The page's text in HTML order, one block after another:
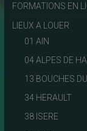
FORMATIONS EN
LIEUX A LOUER
01 AIN
04 ALPES DE
13 BOUCHES
34 HERAULT
38 ISERE